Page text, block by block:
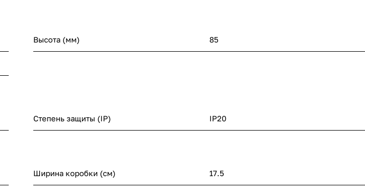
Высота (мм) 85
Степень защиты (IP) IP20
Ширина коробки (см) 17.5